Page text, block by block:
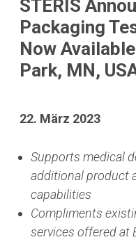
STERIS
Packaging
Now
Park, MN,
22. März 2023
Supports medical
additional product
capabilities
Compliments
services offered at